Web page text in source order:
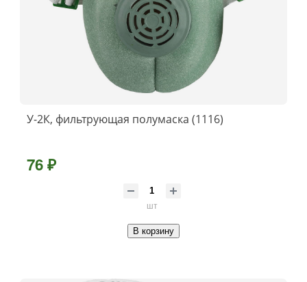
У-2К, фильтрующая полумаска (1116)
76 ₽
шт
В корзину